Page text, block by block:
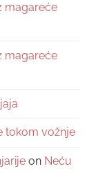
magareće
magareće
tokom vožnje
on Neću